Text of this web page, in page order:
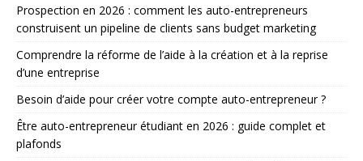
Prospection en 2026 : comment les auto-entrepreneurs
construisent un pipeline de clients sans budget marketing
Comprendre la réforme de l’aide à la création et à la reprise
d’une entreprise
Besoin d’aide pour créer votre compte auto-entrepreneur ?
Être auto-entrepreneur étudiant en 2026 : guide complet et
plafonds